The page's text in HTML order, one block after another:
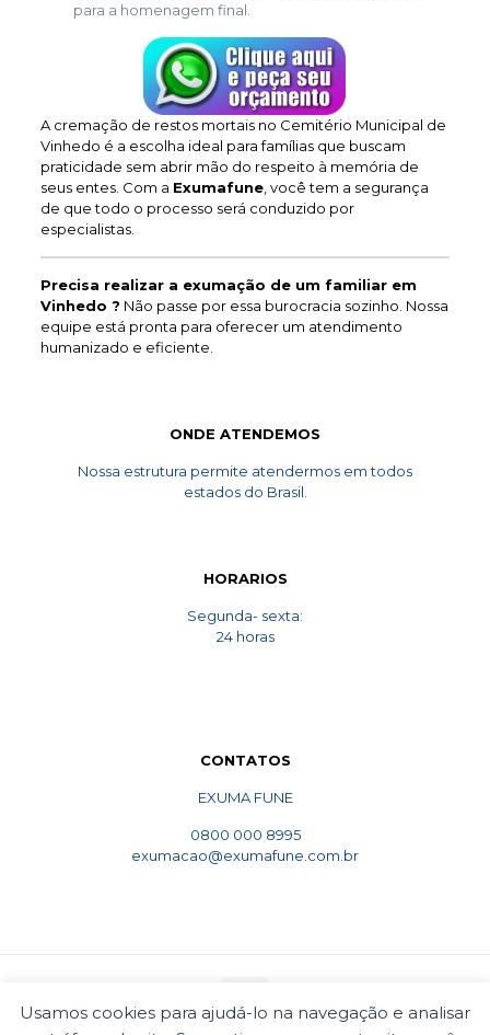
Usamos cookies para ajudá-lo na navegação e analisar
para a homenagem final.
A cremação de restos mortais no Cemitério Municipal de
Vinhedo é a escolha ideal para famílias que buscam
praticidade sem abrir mão do respeito à memória de
seus entes. Com a Exumafune, você tem a segurança
de que todo o processo será conduzido por
especialistas.
Precisa realizar a exumação de um familiar em
Vinhedo ? Não passe por essa burocracia sozinho. Nossa
equipe está pronta para oferecer um atendimento
humanizado e eficiente.
ONDE ATENDEMOS
Nossa estrutura permite atendermos em todos
estados do Brasil.
HORARIOS
Segunda- sexta:
24 horas
CONTATOS
EXUMA FUNE
0800 000 8995
exumacao@exumafune.com.br